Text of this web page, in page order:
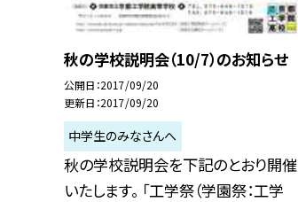
秋の学校説明会（10/7）のお知らせ
公開日 2017/09/20
更新日 2017/09/20
中学生のみなさんへ
秋の学校説明会を下記のとおり開催
いたします。 「工学祭（学園祭：工学